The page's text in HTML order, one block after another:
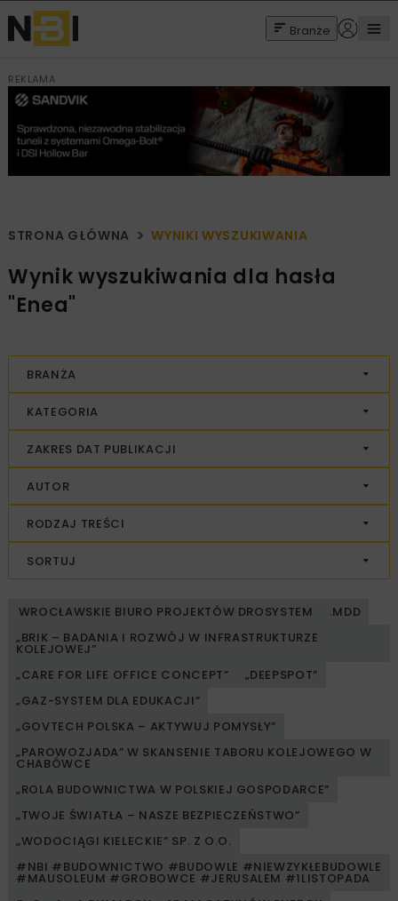
Branże
REKLAMA
STRONA GŁÓWNA WYNIKI WYSZUKIWANIA
Wynik wyszukiwania dla hasła
"Enea"
BRANŻA
KATEGORIA
ZAKRES DAT PUBLIKACJI
AUTOR
RODZAJ TREŚCI
SORTUJ
WROCŁAWSKIE BIURO PROJEKTÓW DROSYSTEM
.MDD
„BRIK – BADANIA I ROZWÓJ W INFRASTRUKTURZE
KOLEJOWEJ”
„CARE FOR LIFE OFFICE CONCEPT”
„DEEPSPOT”
„GAZ-SYSTEM DLA EDUKACJI”
„GOVTECH POLSKA – AKTYWUJ POMYSŁY”
„PAROWOZJADA” W SKANSENIE TABORU KOLEJOWEGO W
CHABÓWCE
„ROLA BUDOWNICTWA W POLSKIEJ GOSPODARCE”
„TWOJE ŚWIATŁA – NASZE BEZPIECZEŃSTWO”
„WODOCIĄGI KIELECKIE” SP. Z O.O.
#NBI #BUDOWNICTWO #BUDOWLE #NIEWZYKŁEBUDOWLE
#MAUSOLEUM #GROBOWCE #JERUSALEM #1LISTOPADA